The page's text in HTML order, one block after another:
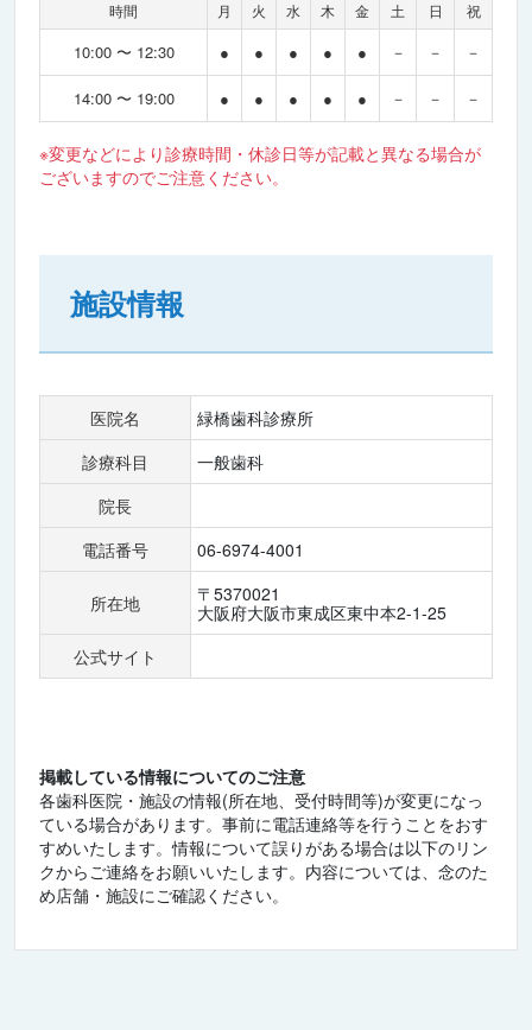
時間 月 火 水 木 金 土 日 祝
10:00 〜 12:30 ● ● ● ● ● － － －
14:00 〜 19:00 ● ● ● ● ● － － －
※変更などにより診療時間・休診日等が記載と異なる場合が
ございますのでご注意ください。
施設情報
医院名
緑橋歯科診療所
診療科目
一般歯科
院長
電話番号
06-6974-4001
所在地
〒5370021
大阪府大阪市東成区東中本2-1-25
公式サイト
掲載している情報についてのご注意
各歯科医院・施設の情報(所在地、受付時間等)が変更になっ
ている場合があります。事前に電話連絡等を行うことをおす
すめいたします。情報について誤りがある場合は以下のリン
クからご連絡をお願いいたします。内容については、念のた
め店舗・施設にご確認ください。